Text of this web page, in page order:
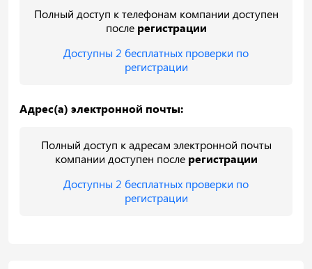
Полный доступ к телефонам компании доступен
после регистрации
Доступны 2 бесплатных проверки по
регистрации
Адрес(а) электронной почты:
Полный доступ к адресам электронной почты
компании доступен после регистрации
Доступны 2 бесплатных проверки по
регистрации